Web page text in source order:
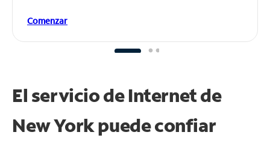
Comenzar
El servicio de Internet de
New York puedeconfiar